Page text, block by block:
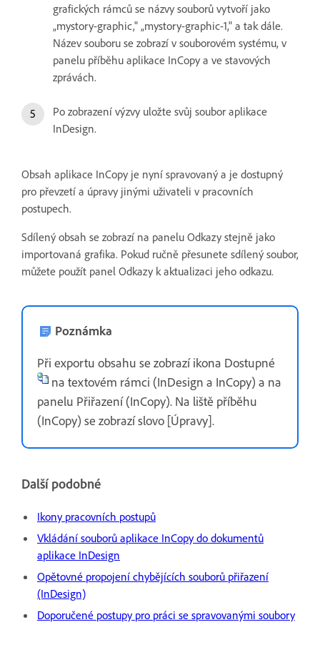
grafických rámců se názvy souborů vytvoří jako
„mystory-graphic," „mystory-graphic-1," a tak dále.
Název souboru se zobrazí v souborovém systému, v
panelu příběhu aplikace InCopy a ve stavových
zprávách.
Po zobrazení výzvy uložte svůj soubor aplikace
InDesign.
Obsah aplikace InCopy je nyní spravovaný a je dostupný
pro převzetí a úpravy jinými uživateli v pracovních
postupech.
Sdílený obsah se zobrazí na panelu Odkazy stejně jako
importovaná grafika. Pokud ručně přesunete sdílený soubor,
můžete použít panel Odkazy k aktualizaci jeho odkazu.
Poznámka
Při exportu obsahu se zobrazí ikona Dostupné
na textovém rámci (InDesign a InCopy) a na
panelu Přiřazení (InCopy). Na liště příběhu
(InCopy) se zobrazí slovo [Úpravy].
Další podobné
Ikony pracovních postupů
Vkládání souborů aplikace InCopy do dokumentů
aplikace InDesign
Opětovné propojení chybějících souborů přiřazení
(InDesign)
Doporučené postupy pro práci se spravovanými soubory